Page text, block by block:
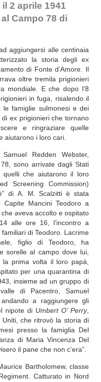
2 aprile 1941
Campo 78 di
aggiungersi alle centinaia
la storia degli ex
di Fonte d’Amore. Il
oltre tremila prigionieri
mondiale. E che dopo l’8
in fuga, risalendo il
le famiglie sulmonesi e dei
ex prigionieri che tornano
e ringraziare quelle
aiutarono i loro cari.
Redden Webster,
sono arrivate dagli Stati
quelli che aiutarono il loro
Screening Commission)
di A. M. Scalzitti è stata
Mancini Teodoro a
aveva accolto e ospitato
alle ore 16, l’incontro a
di Teodoro. Lacrime
figlio di Teodoro, ha
sorelle al campo dove lui,
la prima volta il loro papà,
per una quarantina di
insieme ad un gruppo di
di Pacentro, Samuel
a raggiungere gli
nipote di Umbert O’ Perry,
che ritrovò la storia di
presso la famiglia Del
di Maria Vincenza Del
il pane che non c’era”.
Bartholomew, classe
Catturato in Nord